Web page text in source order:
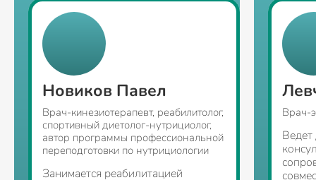
Новиков Павел
Врач-кинезиотерапевт, реабилитолог,
спортивный диетолог-нутрициолог,
автор программы профессиональной
переподготовки по нутрициологии
Занимается реабилитацией
Врач-
Ведет